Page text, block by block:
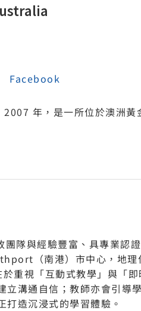
Facebook
年，是一所位於澳洲黃
隊與經驗豐富、具專業認
（南港）市中心，地理
重視「互動式教學」與「即
立溝通自信；教師亦會引導
造沉浸式的學習體驗。